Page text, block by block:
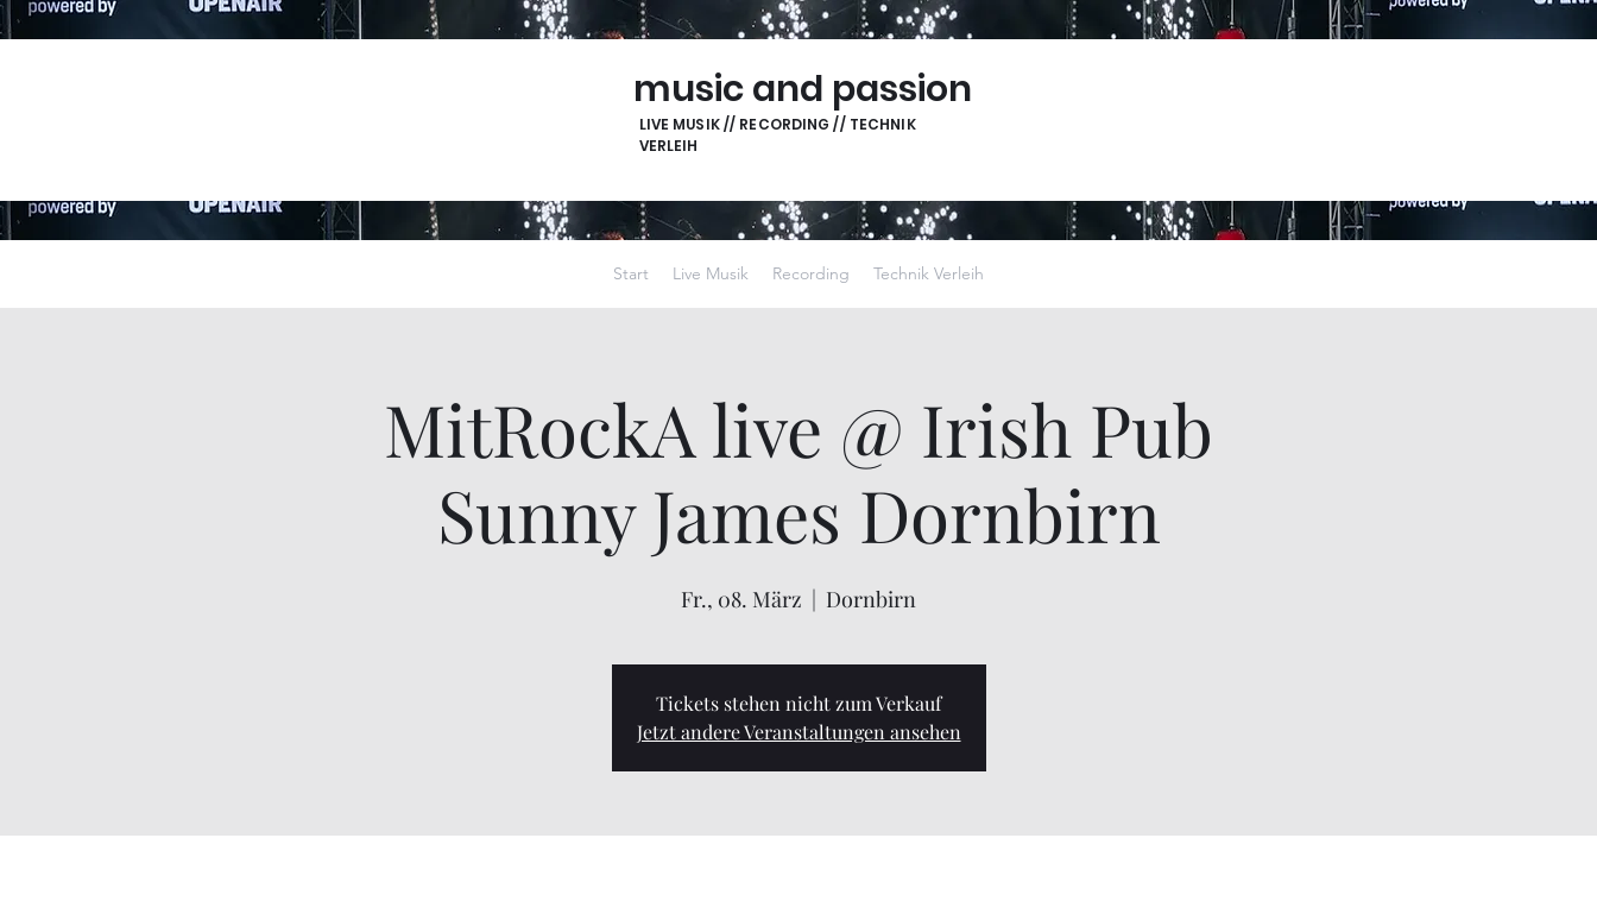
music and passion
LIVE MUSIK // RECORDING // TECHNIK
VERLEIH
Start Live Musik Recording Technik Verleih
MitRockA live @ Irish Pub
Sunny James Dornbirn
Fr., 08. März
  |
Dornbirn
Tickets stehen nicht zum Verkauf
Jetzt andere Veranstaltungen ansehen